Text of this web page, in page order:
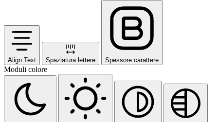
Align Text Spaziatura lettere Spessore carattere
Moduli colore